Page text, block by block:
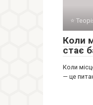
⭐
Коли
стає
Коли
— це